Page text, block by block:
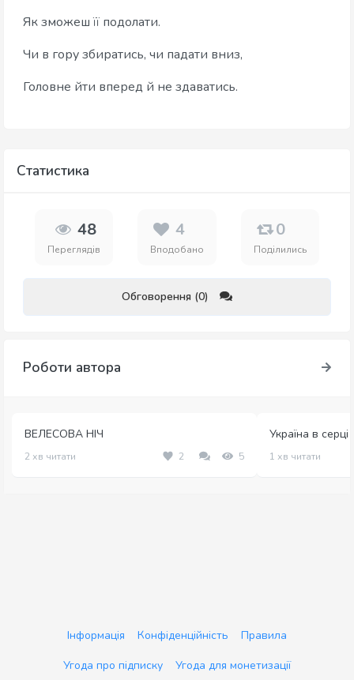
Як зможеш її подолати.
Чи в гору збиратись, чи падати вниз,
Головне йти вперед й не здаватись.
Статистика
48
Переглядів
4
Вподобано
0
Поділились
Обговорення (0)
Роботи автора
ВЕЛЕСОВА НІЧ
2 хв читати 2 5
Україна в серці
1 хв читати
Інформація Конфіденційність
Правила
Угода про підписку
Угода для монетизації